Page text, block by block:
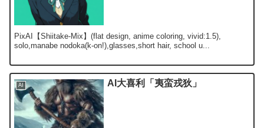
PixAI【Shiitake-Mix】(flat design, anime coloring, vivid:1.5),
solo,manabe nodoka(k-on!),glasses,short hair, school u...
AI AI大喜利「夷蛮戎狄」